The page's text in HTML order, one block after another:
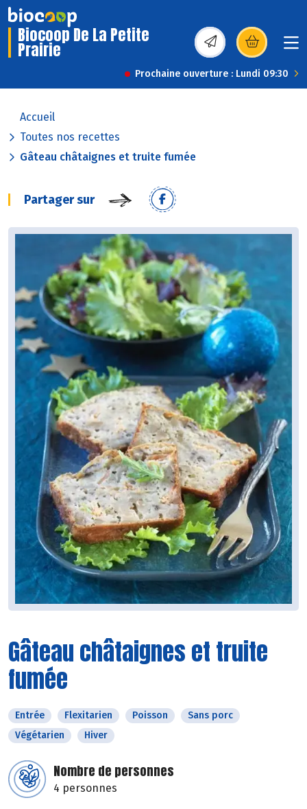
Biocoop De La Petite
Prairie (s’ouvre dans une
Prochaine ouverture : Lundi 09:30
Accueil
Toutes nos recettes
Gâteau châtaignes et truite fumée
Partager sur
Gâteau châtaignes et truite
fumée
Entrée Flexitarien Poisson
Sans porc
Végétarien
Hiver
Nombre de personnes
4 personnes